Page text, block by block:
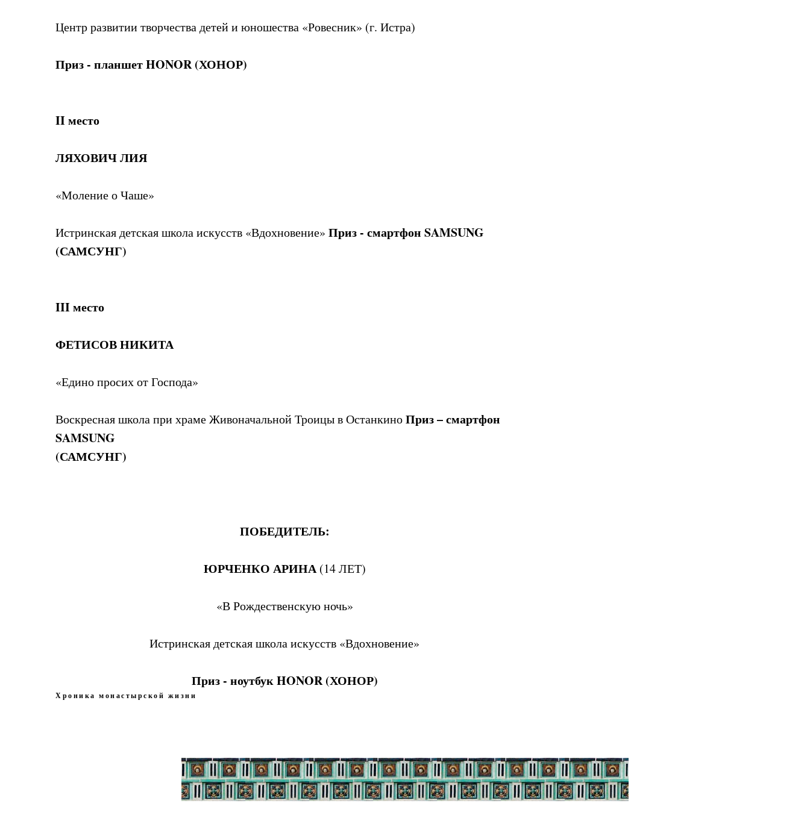
Центр развитии творчества детей и юношества «Ровесник» (г. Истра)
Приз - планшет HONOR (ХОНОР)
II место
ЛЯХОВИЧ ЛИЯ
«Моление о Чаше»
Истринская детская школа искусств «Вдохновение» Приз - смартфон SAMSUNG
(САМСУНГ)
III место
ФЕТИСОВ НИКИТА
«Едино просих от Господа»
Воскресная школа при храме Живоначальной Троицы в ОстанкиноПриз – смартфон
SAMSUNG
(САМСУНГ)
ПОБЕДИТЕЛЬ:
ЮРЧЕНКО АРИНА(14 ЛЕТ)
«В Рождественскую ночь»
Истринская детская школа искусств «Вдохновение»
Приз- ноутбук HONOR (ХОНОР)
Хроника монастырской жизни